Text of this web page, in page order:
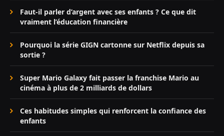
Faut-il parler d’argent avec ses enfants ? Ce que dit
vraiment l’éducation financière
Pourquoi la série GIGN cartonne sur Netflix depuis sa
sortie ?
Super Mario Galaxy fait passer la franchise Mario au
cinéma à plus de 2 milliards de dollars
Ces habitudes simples qui renforcent la confiance des
enfants